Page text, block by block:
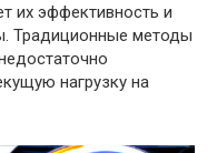
их эффективность и
Традиционные методы
нагрузку на